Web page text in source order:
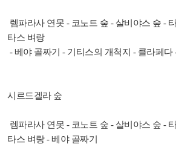
렘파라사 연못 - 코노트 숲 - 살비야스 숲 -
타스 벼랑
- 베야 골짜기 - 기티스의 개척지 - 클라페다
시르드겔라 숲
렘파라사 연못 - 코노트 숲 - 살비야스 숲 -
타스 벼랑 - 베야 골짜기